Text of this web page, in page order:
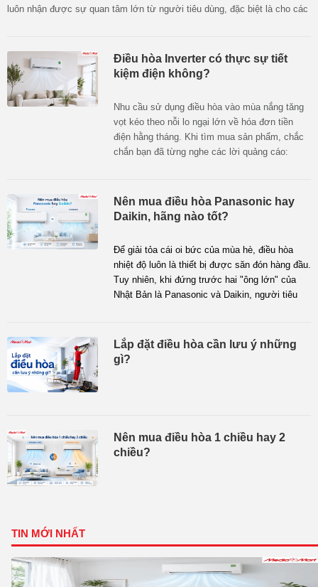
luôn nhận được sự quan tâm lớn từ người tiêu dùng, đặc biệt là cho các
chính xác nhằm tối ưu hóa chi phí đầu tư và hóa đơn tiền điện hàng
tháng?
Điều hòa Inverter có thực sự tiết
kiệm điện không?
Nhu cầu sử dụng điều hòa vào mùa nắng tăng
vọt kéo theo nỗi lo ngại lớn về hóa đơn tiền
điện hằng tháng. Khi tìm mua sản phẩm, chắc
chắn bạn đã từng nghe các lời quảng cáo:
kiệm điện không hay đó chỉ là chiêu trò
marketing của nhà sản xuất? Cùng MediaMart
nhất trong bài viết dưới đây!
Nên mua điều hòa Panasonic hay
Daikin, hãng nào tốt?
Để giải tỏa cái oi bức của mùa hè, điều hòa
nhiệt độ luôn là thiết bị được săn đón hàng đầu.
Tuy nhiên, khi đứng trước hai "ông lớn" của
Nhật Bản là Panasonic và Daikin, người tiêu
gia đình mình.
Bài viết này MediaMart sẽ đặt lên bàn cân so
Lắp đặt điều hòa cần lưu ý những
gì?
Nên mua điều hòa 1 chiều hay 2
chiều?
TIN MỚI NHẤT